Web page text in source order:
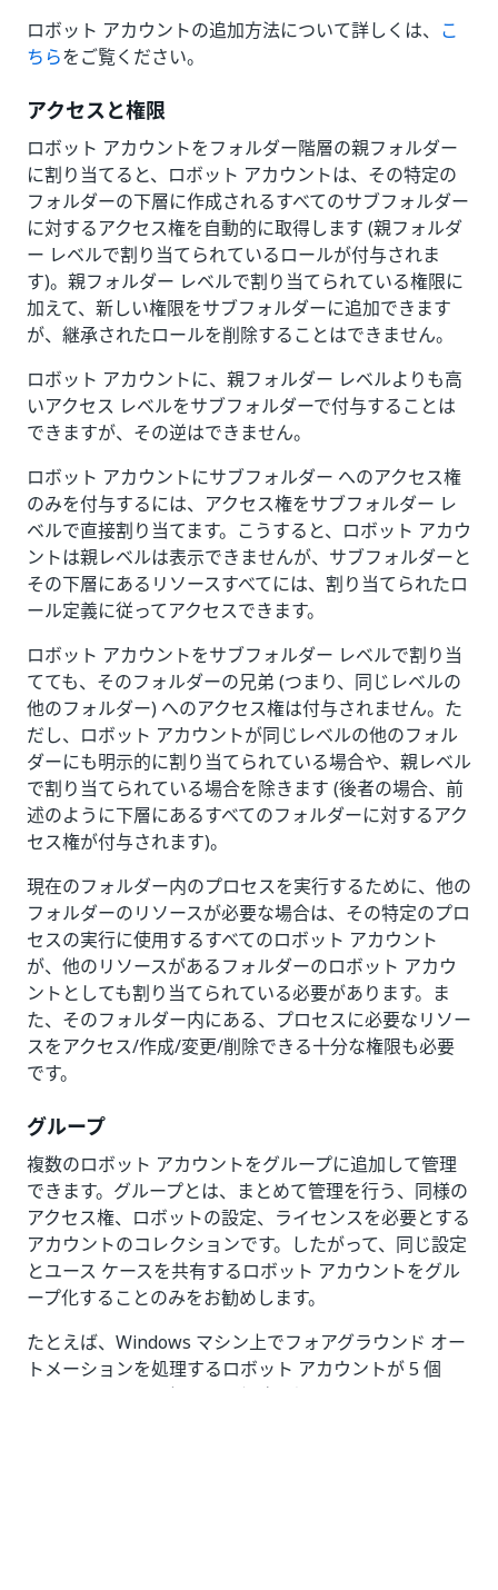
ロボット アカウントの追加方法について詳しくは、 こ
ちらをご覧ください。
アクセスと権限
ロボット アカウントをフォルダー階層の親フォルダー
に割り当てると、ロボット アカウントは、その特定の
フォルダーの下層に作成されるすべてのサブフォルダー
に対するアクセス権を自動的に取得します (親フォルダ
ー レベルで割り当てられているロールが付与されま
す)。親フォルダー レベルで割り当てられている権限に
加えて、新しい権限をサブフォルダーに追加できます
が、継承されたロールを削除することはできません。
ロボット アカウントに、親フォルダー レベルよりも高
いアクセス レベルをサブフォルダーで付与することは
できますが、その逆はできません。
ロボット アカウントにサブフォルダー へのアクセス権
のみを付与するには、アクセス権をサブフォルダー レ
ベルで直接割り当てます。こうすると、ロボット アカウ
ントは親レベルは表示できませんが、サブフォルダーと
その下層にあるリソースすべてには、割り当てられたロ
ール定義に従ってアクセスできます。
ロボット アカウントをサブフォルダー レベルで割り当
てても、そのフォルダーの兄弟 (つまり、同じレベルの
他のフォルダー) へのアクセス権は付与されません。た
だし、ロボット アカウントが同じレベルの他のフォル
ダーにも明示的に割り当てられている場合や、親レベル
で割り当てられている場合を除きます (後者の場合、前
述のように下層にあるすべてのフォルダーに対するアク
セス権が付与されます)。
現在のフォルダー内のプロセスを実行するために、他の
フォルダーのリソースが必要な場合は、その特定のプロ
セスの実行に使用するすべてのロボット アカウント
が、他のリソースがあるフォルダーのロボット アカウ
ントとしても割り当てられている必要があります。ま
た、そのフォルダー内にある、プロセスに必要なリソー
スをアクセス/作成/変更/削除できる十分な権限も必要
です。
グループ
複数のロボット アカウントをグループに追加して管理
できます。グループとは、まとめて管理を行う、同様の
アクセス権、ロボットの設定、ライセンスを必要とする
アカウントのコレクションです。したがって、同じ設定
とユース ケースを共有するロボット アカウントをグル
ープ化することのみをお勧めします。
たとえば、Windows マシン上でフォアグラウンド オー
トメーションを処理するロボット アカウントが 5 個
と、Linux マシン上でバックグラウンド オートメーショ